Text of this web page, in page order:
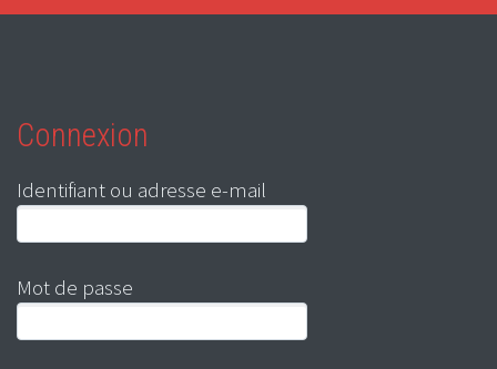
Connexion
Identifiant ou adresse e-mail
Mot de passe